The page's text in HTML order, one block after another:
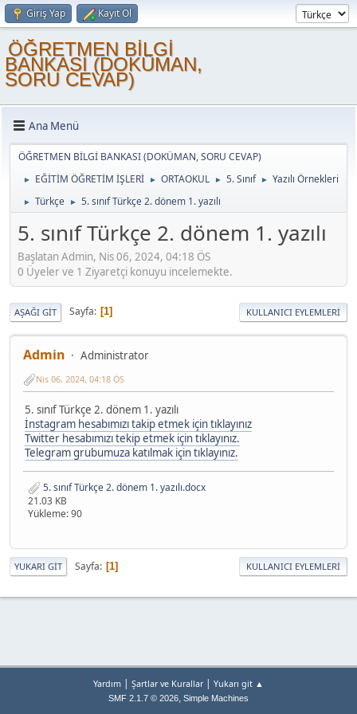
Giriş Yap Kayıt Ol
ÖĞRETMEN BİLGİ
BANKASI (DOKÜMAN,
SORU CEVAP)
Ana Menü
ÖĞRETMEN BİLGİ BANKASI (DOKÜMAN, SORU CEVAP)
► EĞİTİM ÖĞRETİM İŞLERİ ► ORTAOKUL ► 5. Sınıf ► Yazılı Örnekleri
► Türkçe ► 5. sınıf Türkçe 2. dönem 1. yazılı
5. sınıf Türkçe 2. dönem 1. yazılı
Başlatan Admin, Nis 06, 2024, 04:18 ÖS
0 Üyeler ve 1 Ziyaretçi konuyu incelemekte.
AŞAĞI GIT Sayfa 1 KULLANICI EYLEMLERI
Admin Administrator
Nis 06, 2024, 04:18 ÖS
5. sınıf Türkçe 2. dönem 1. yazılı
İnstagram hesabımızı takip etmek için tıklayınız
Twitter hesabımızı tekip etmek için tıklayınız.
Telegram grubumuza katılmak için tıklayınız.
5. sınıf Türkçe 2. dönem 1. yazılı.docx
21.03 KB
Yükleme: 90
YUKARI GIT Sayfa 1 KULLANICI EYLEMLERI
Yardım | Şartlar ve Kurallar| Yukarı git ▲
SMF 2.1.7 © 2026, Simple Machines